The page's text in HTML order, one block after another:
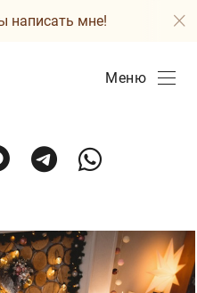
написать мне!
Меню